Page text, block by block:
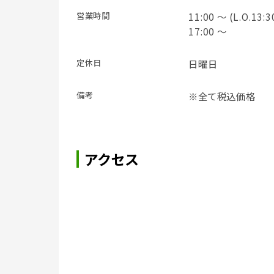
営業時間
11:00 ～
17:00 ～
定休日 日曜日
備考 ※全て税込価格
アクセス